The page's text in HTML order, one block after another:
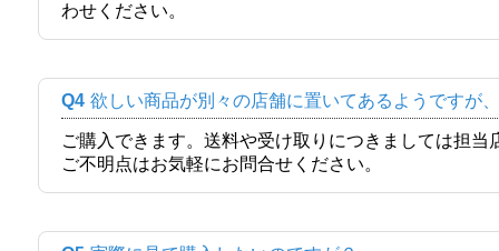
わせください。
Q4 欲しい商品が別々の店舗に置いてあるようですが
ご購入できます。送料や受け取りにつきましては担
ご不明点はお気軽にお問合せください。